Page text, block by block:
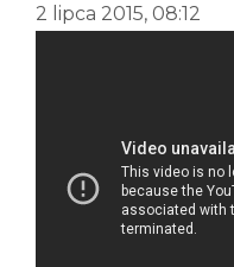
2 lipca 2015, 08:12